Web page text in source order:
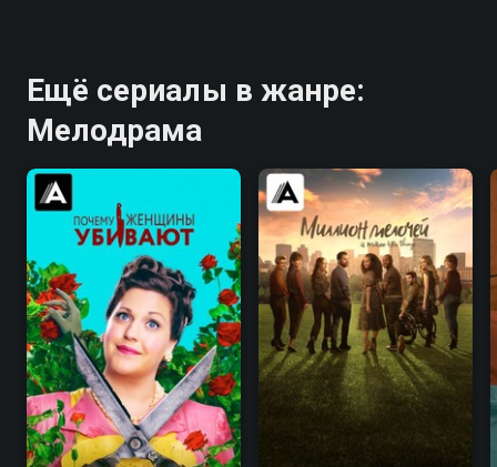
Ещё сериалы в жанре:
Мелодрама
8.3 8.3 7.9